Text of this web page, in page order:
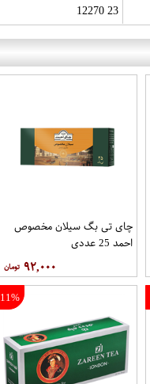
23 12270
چای تی بگ سیلان مخصوص
احمد 25 عددی
۹۲,۰۰۰
11%